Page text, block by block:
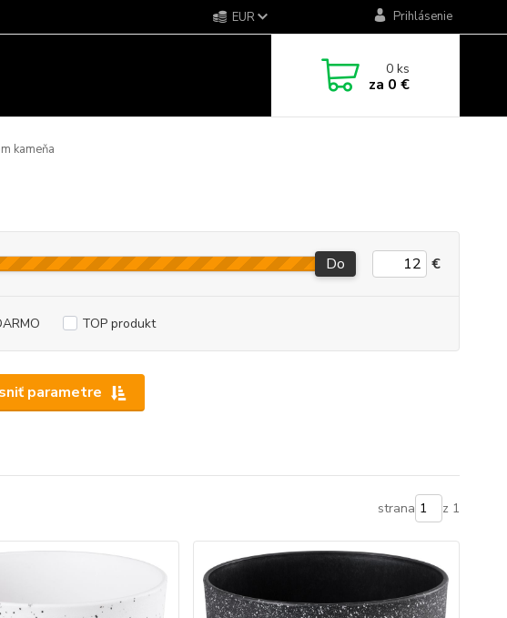
EUR Prihlásenie
0ks
za 0 €
kameňa
parametre
Do €
TOP produkt
strana z 1